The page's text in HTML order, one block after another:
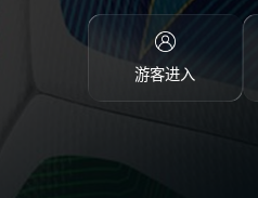
游客进入